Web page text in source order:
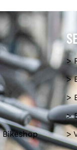
Bikeshop
>
>
>
>
>